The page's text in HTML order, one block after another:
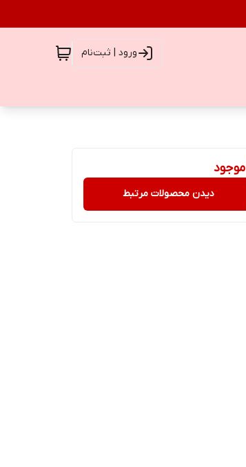
ورود | ثبت‌نام
دیدن محصولات مرتبط